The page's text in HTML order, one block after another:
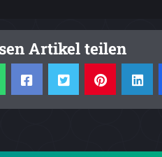
Artikel teilen